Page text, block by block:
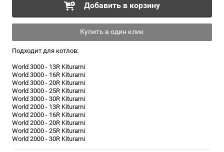
Добавить в корзину
Купить в один клик
Подходит для котлов:
World 3000 - 13R Kiturami
World 3000 - 16R Kiturami
World 3000 - 20R Kiturami
World 3000 - 25R Kiturami
World 3000 - 30R Kiturami
World 2000 - 13R Kiturami
World 2000 - 16R Kiturami
World 2000 - 20R Kiturami
World 2000 - 25R Kiturami
World 2000 - 30R Kiturami